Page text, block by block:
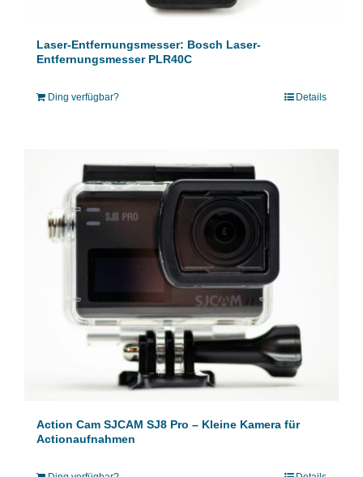
Laser-Entfernungsmesser: Bosch Laser-
Entfernungsmesser PLR40C
Ding verfügbar? Details
Action Cam SJCAM SJ8 Pro – Kleine Kamera für
Actionaufnahmen